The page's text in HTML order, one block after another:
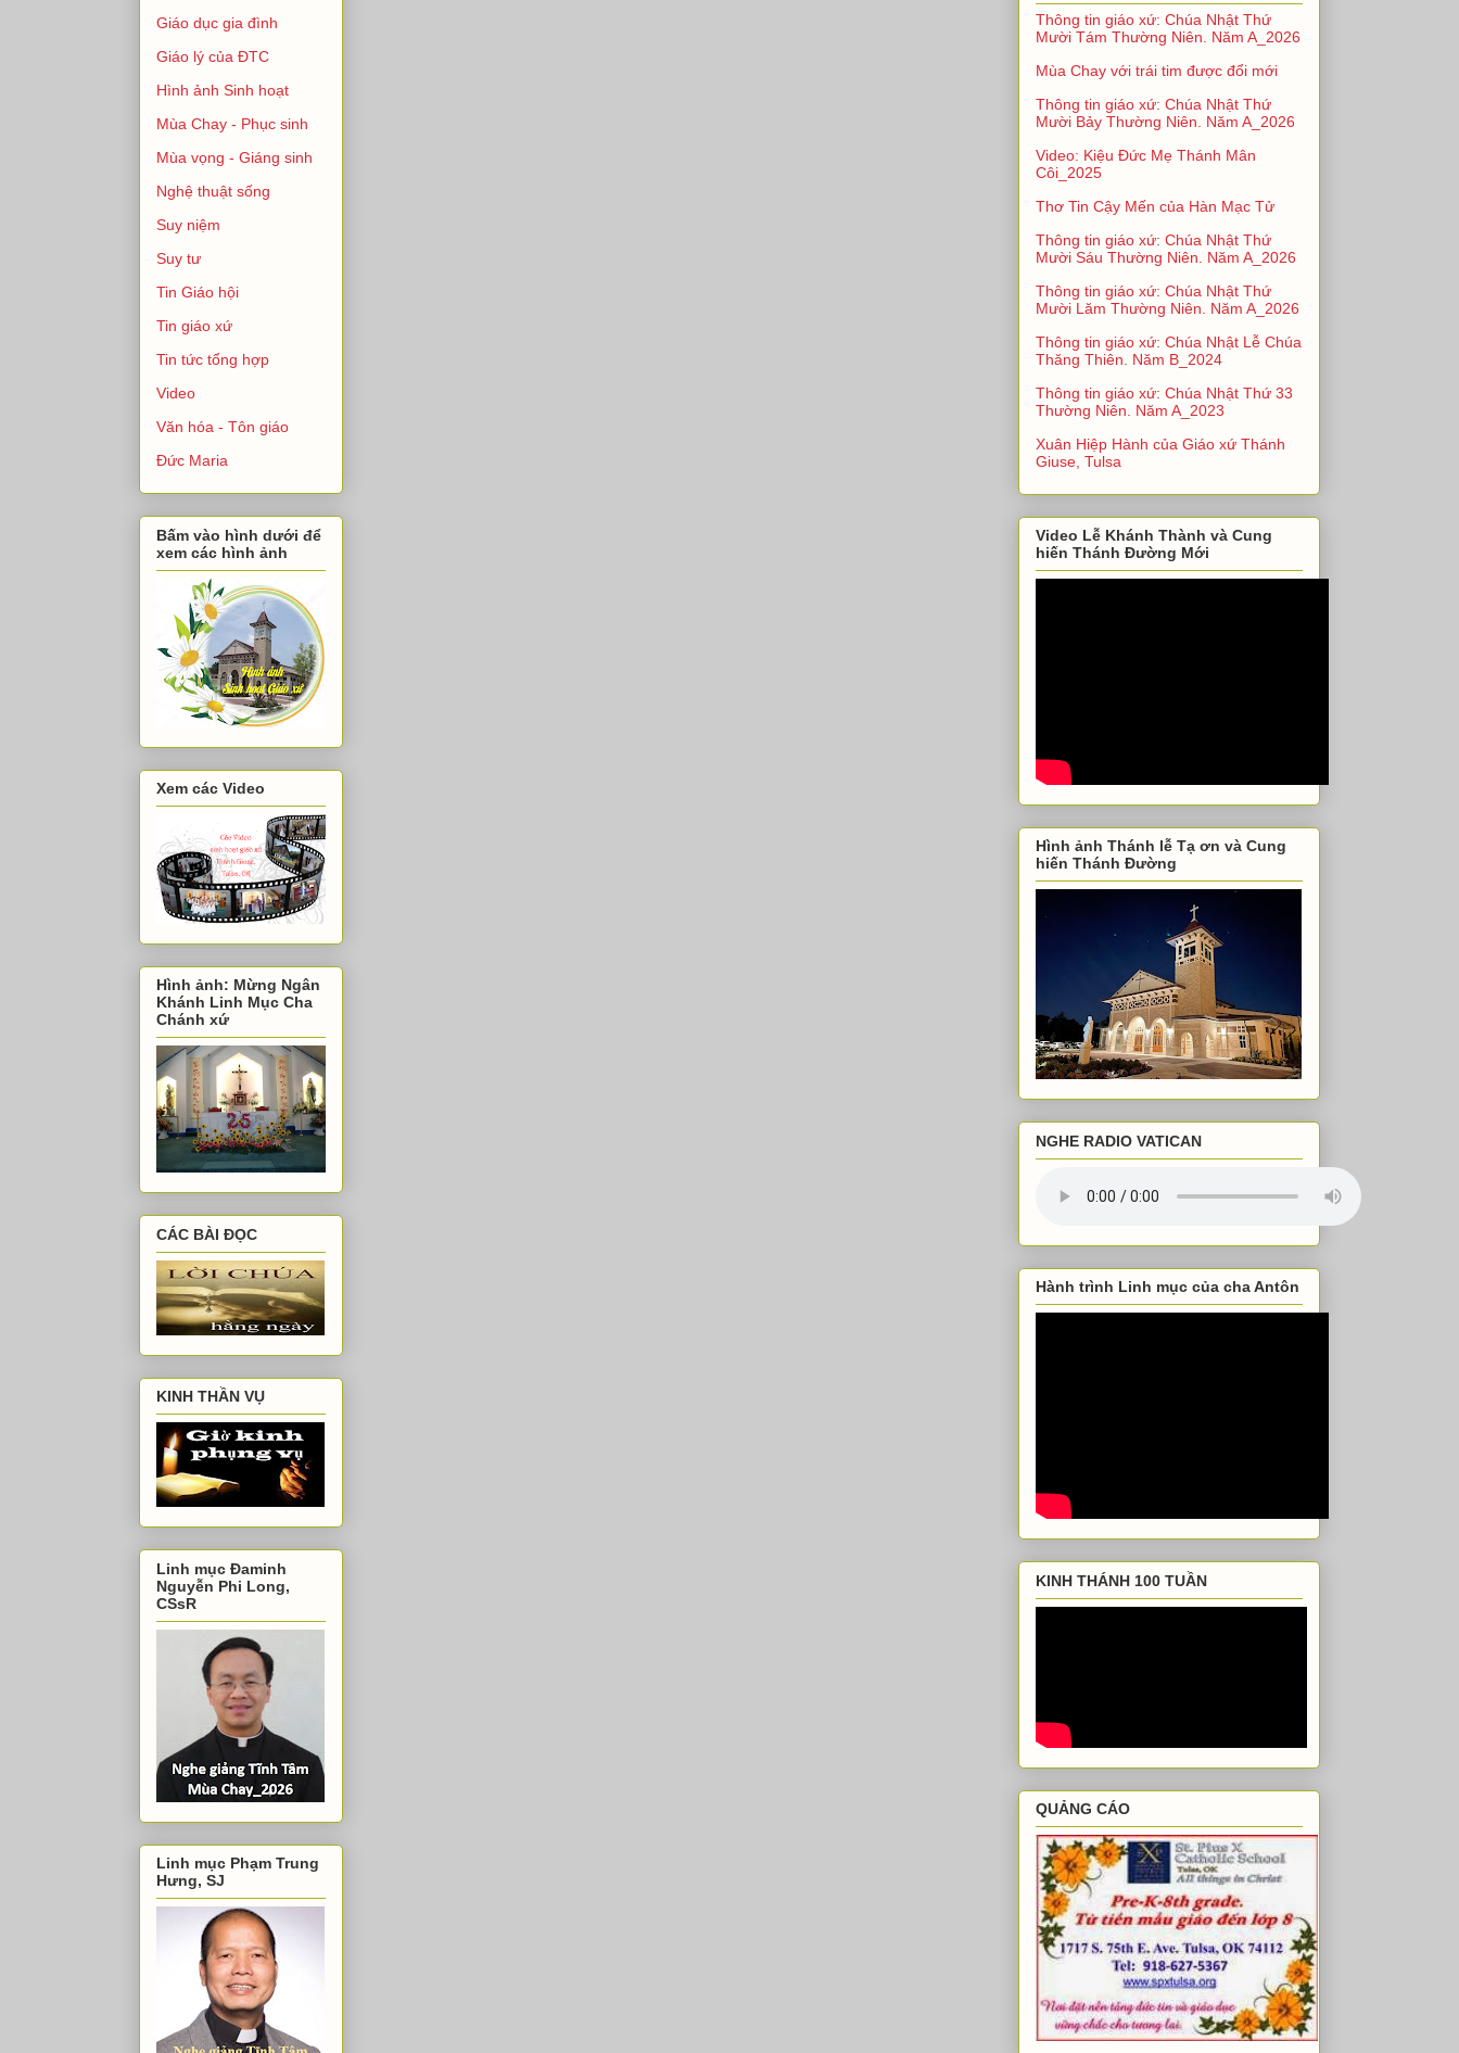
Giáo dục gia đình
Giáo lý của ĐTC
Hình ảnh Sinh hoạt
Mùa Chay - Phục sinh
Mùa vọng - Giáng sinh
Nghệ thuật sống
Suy niệm
Suy tư
Tin Giáo hội
Tin giáo xứ
Tin tức tổng hợp
Video
Văn hóa - Tôn giáo
Đức Maria
Bấm vào hình dưới để
xem các hình ảnh
Xem các Video
Hình ảnh: Mừng Ngân
Khánh Linh Mục Cha
Chánh xứ
CÁC BÀI ĐỌC
KINH THẦN VỤ
Linh mục Đaminh
Nguyễn Phi Long,
CSsR
Linh mục Phạm Trung
Hưng, SJ
Thông tin giáo xứ: Chúa Nhật Thứ
Mười Tám Thường Niên. Năm A_2026
Mùa Chay với trái tim được đổi mới
Thông tin giáo xứ: Chúa Nhật Thứ
Mười Bảy Thường Niên. Năm A_2026
Video: Kiệu Đức Mẹ Thánh Mân
Côi_2025
Thơ Tin Cậy Mến của Hàn Mạc Tử
Thông tin giáo xứ: Chúa Nhật Thứ
Mười Sáu Thường Niên. Năm A_2026
Thông tin giáo xứ: Chúa Nhật Thứ
Mười Lăm Thường Niên. Năm A_2026
Thông tin giáo xứ: Chúa Nhật Lễ Chúa
Thăng Thiên. Năm B_2024
Thông tin giáo xứ: Chúa Nhật Thứ 33
Thường Niên. Năm A_2023
Xuân Hiệp Hành của Giáo xứ Thánh
Giuse, Tulsa
Video Lễ Khánh Thành và Cung
hiến Thánh Đường Mới
Hình ảnh Thánh lễ Tạ ơn và Cung
hiến Thánh Đường
NGHE RADIO VATICAN
Hành trình Linh mục của cha Antôn
KINH THÁNH 100 TUẦN
QUẢNG CÁO